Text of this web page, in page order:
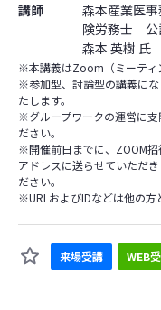
講師
森本産業医
険労務士 公
森本 英樹 氏
※本講義はZoom（ミーティ
※参加型、討論型の講義に
たします。
※グループワークの運営に支
ださい。
※開催前日までに、ZOOM招
アドレスに送らせていただ
ださい。
※URLおよびIDなどは他の方
来場受講 WEB